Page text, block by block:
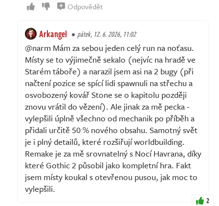
Odpovědět
Arkangel pátek, 12. 6. 2026, 11:02
@narm Mám za sebou jeden celý run na noťasu.
Místy se to výjimečně sekalo (nejvíc na hradě ve
Starém táboře) a narazil jsem asi na 2 bugy (při
načtení pozice se spící lidi spawnuli na střechu a
osvobozený kovář Stone se o kapitolu později
znovu vrátil do vězení). Ale jinak za mě pecka -
vylepšili úplně všechno od mechanik po příběh a
přidali určitě 50 % nového obsahu. Samotný svět
je i plný detailů, které rozšiřují worldbuilding.
Remake je za mě srovnatelný s Nocí Havrana, díky
které Gothic 2 působil jako kompletní hra. Fakt
jsem místy koukal s otevřenou pusou, jak moc to
vylepšili.
2